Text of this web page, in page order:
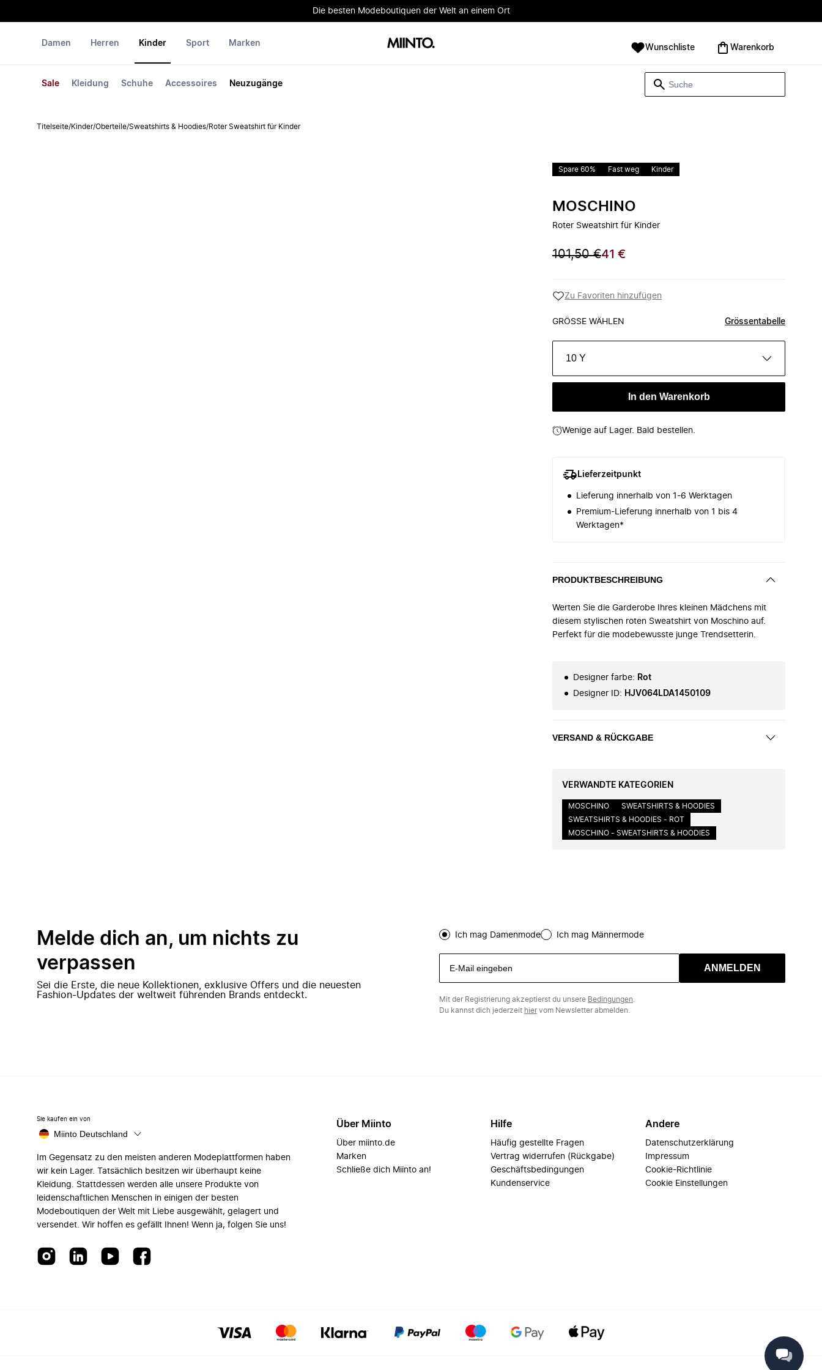
Die besten Modeboutiquen der Welt an einem Ort
Damen Herren Kinder
Sale Kleidung Schuhe Accessoires Neuzugänge
Sport Marken Wunschliste Warenkorb
Titelseite/Kinder/Oberteile/Sweatshirts & Hoodies/Roter Sweatshirt für Kinder
Spare 60% Fast weg Kinder
MOSCHINO
Roter Sweatshirt für Kinder
101,50 €41 €
Zu Favoriten hinzufügen
GRÖSSE WÄHLEN Grössentabelle
10 Y
In den Warenkorb
Wenige auf Lager. Bald bestellen.
Lieferzeitpunkt
Lieferung innerhalb von 1-6 Werktagen
Premium-Lieferung innerhalb von 1 bis 4
Werktagen*
PRODUKTBESCHREIBUNG
Werten Sie die Garderobe Ihres kleinen Mädchens mit
diesem stylischen roten Sweatshirt von Moschino auf.
Perfekt für die modebewusste junge Trendsetterin.
Designer farbe: Rot
Designer ID: HJV064LDA1450109
VERSAND & RÜCKGABE
VERWANDTE KATEGORIEN
MOSCHINO
SWEATSHIRTS & HOODIES
SWEATSHIRTS & HOODIES - ROT
MOSCHINO - SWEATSHIRTS & HOODIES
Melde dich an, um nichts zu
verpassen
Sei die Erste, die neue Kollektionen, exklusive Offers und die neuesten
Fashion-Updates der weltweit führenden Brands entdeckt.
Ich mag Damenmode Ich mag Männermode
ANMELDEN
Mit der Registrierung akzeptierst du unsere Bedingungen
Du kannst dich jederzeit hiervom Newsletter abmelden.
Sie kaufen ein von
Miinto Deutschland
Im Gegensatz zu den meisten anderen Modeplattformen haben
wir kein Lager. Tatsächlich besitzen wir überhaupt keine
Kleidung. Stattdessen werden alle unsere Produkte von
leidenschaftlichen Menschen in einigen der besten
Modeboutiquen der Welt mit Liebe ausgewählt, gelagert und
versendet. Wir hoffen es gefällt Ihnen! Wenn ja, folgen Sie uns!
Über Miinto
Über miinto.de
Marken
Schließe dich Miinto an!
Hilfe
Häufig gestellte Fragen
Vertrag widerrufen (Rückgabe)
Geschäftsbedingungen
Kundenservice
Andere
Datenschutzerklärung
Impressum
Cookie-Richtlinie
Cookie Einstellungen